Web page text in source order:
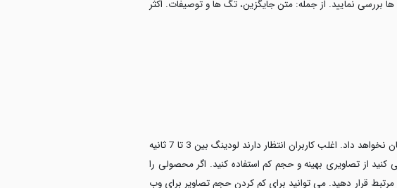
بررسی نمایید. از جمله: متن جایگزین، تگ ها و توصیفات. اکثر
اگز زمان بارگذاری تصاویر از حد معمول و استاندارد بیشتر باشد، گوگل هرگز شما را در نتایج برتر جستجو نشان نخواهد داد. اغلب کاربران انتظار دارند لودینگ بین 3 تا 7 ثانیه
از تصاویری بهینه و حجم کم استفاده کنید. اگر محصولی را
قرار دهید. می توانید برای کم کردن حجم تصاویر برای وب